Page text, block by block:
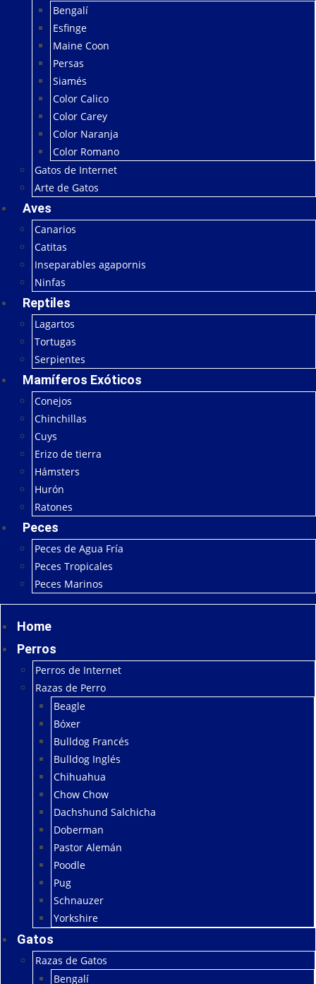
Bengalí
Esfinge
Maine Coon
Persas
Siamés
Color Calico
Color Carey
Color Naranja
Color Romano
Gatos de Internet
Arte de Gatos
Aves
Canarios
Catitas
Inseparables agapornis
Ninfas
Reptiles
Lagartos
Tortugas
Serpientes
Mamíferos Exóticos
Conejos
Chinchillas
Cuys
Erizo de tierra
Hámsters
Hurón
Ratones
Peces
Peces de Agua Fría
Peces Tropicales
Peces Marinos
Home
Perros
Perros de Internet
Razas de Perro
Beagle
Bóxer
Bulldog Francés
Bulldog Inglés
Chihuahua
Chow Chow
Dachshund Salchicha
Doberman
Pastor Alemán
Poodle
Pug
Schnauzer
Yorkshire
Gatos
Razas de Gatos
Bengalí